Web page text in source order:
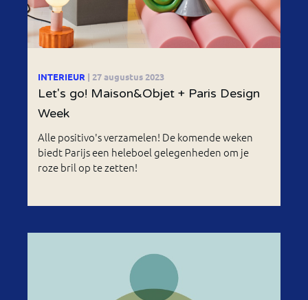
INTERIEUR | 27 augustus 2023
Let's go! Maison&Objet + Paris Design
Week
Alle positivo's verzamelen! De komende weken
biedt Parijs een heleboel gelegenheden om je
roze bril op te zetten!